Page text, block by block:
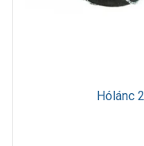
Hólánc